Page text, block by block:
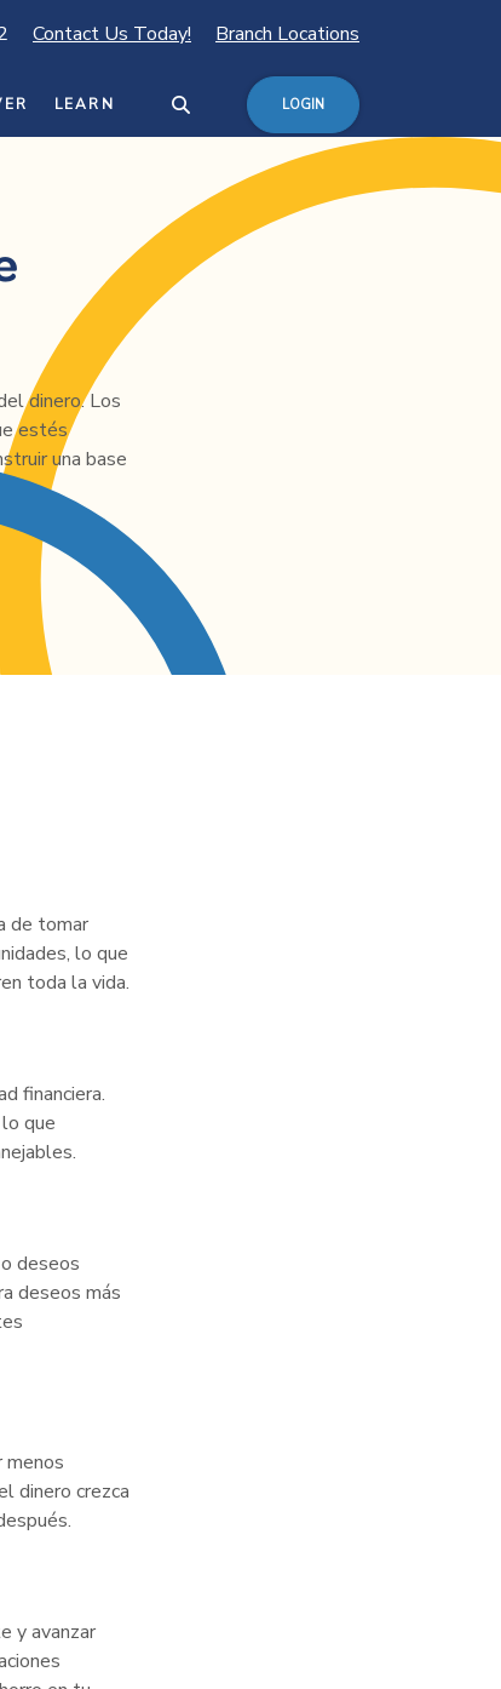
Contact Us Today! Branch Locations
LEARN LOGIN
dinero. Los
estés
una base
de tomar
lo que
toda la vida.
financiera.
que
deseos
deseos más
dinero crezca
y avanzar